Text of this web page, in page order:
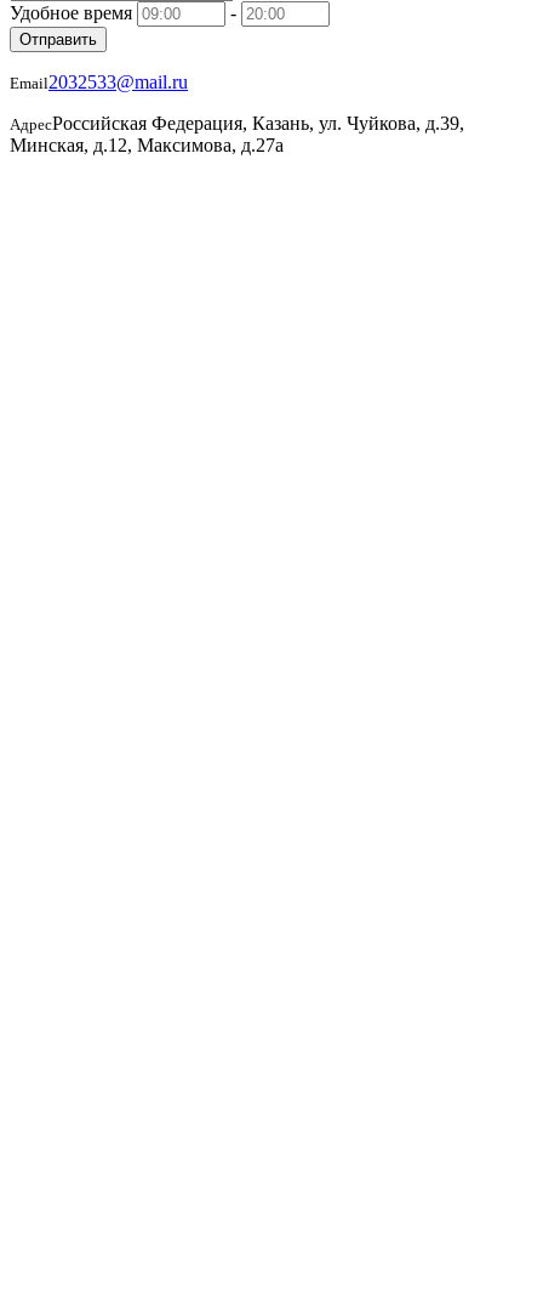
Удобное время -
Отправить
Email2032533@mail.ru
АдресРоссийская Федерация, Казань, ул. Чуйкова, д.39,
Минская, д.12, Максимова, д.27а